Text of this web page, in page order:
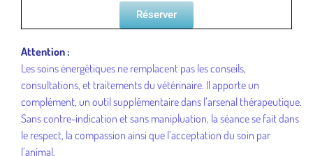
Réserver
Attention :
Les soins énergétiques ne remplacent pas les conseils,
consultations, et traitements du vétérinaire. Il apporte un
complément, un outil supplémentaire dans l’arsenal thérapeutique.
Sans contre-indication et sans manipluation, la séance se fait dans
le respect, la compassion ainsi que l’acceptation du soin par
l’animal.